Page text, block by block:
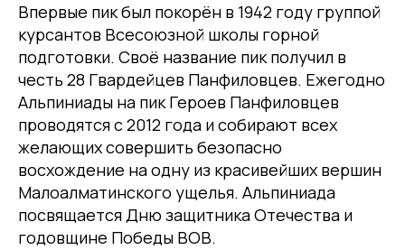
Впервые пик был покорён в 1942 году группой
курсантов Всесоюзной школы горной
подготовки. Своё название пик получил в
честь 28 Гвардейцев Панфиловцев. Ежегодно
Альпиниады на пик Героев Панфиловцев
проводятся с 2012 года и собирают всех
желающих совершить безопасно
восхождение на одну из красивейших вершин
Малоалматинского ущелья. Альпиниада
посвящается Дню защитника Отечества и
годовщине Победы ВОВ.